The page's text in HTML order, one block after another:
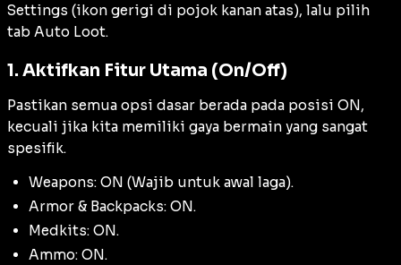
Settings (ikon gerigi di pojok kanan atas), lalu pilih
tab Auto Loot.
1. Aktifkan Fitur Utama (On/Off)
Pastikan semua opsi dasar berada pada posisi ON,
kecuali jika kita memiliki gaya bermain yang sangat
spesifik.
Weapons: ON (Wajib untuk awal laga).
Armor & Backpacks: ON.
Medkits: ON.
Ammo: ON.